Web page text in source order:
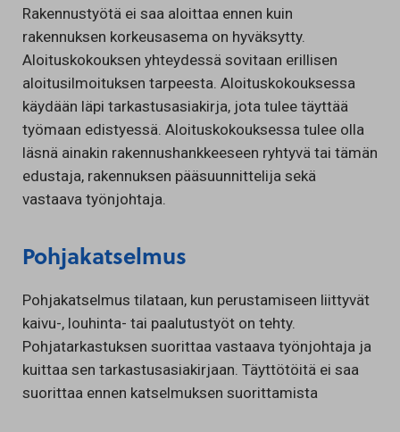
Rakennustyötä ei saa aloittaa ennen kuin
rakennuksen korkeusasema on hyväksytty.
Aloituskokouksen yhteydessä sovitaan erillisen
aloitusilmoituksen tarpeesta. Aloituskokouksessa
käydään läpi tarkastusasiakirja, jota tulee täyttää
työmaan edistyessä. Aloituskokouksessa tulee olla
läsnä ainakin rakennushankkeeseen ryhtyvä tai tämän
edustaja, rakennuksen pääsuunnittelija sekä
vastaava työnjohtaja.
Pohjakatselmus
Pohjakatselmus tilataan, kun perustamiseen liittyvät
kaivu-, louhinta- tai paalutustyöt on tehty.
Pohjatarkastuksen suorittaa vastaava työnjohtaja ja
kuittaa sen tarkastusasiakirjaan. Täyttötöitä ei saa
suorittaa ennen katselmuksen suorittamista